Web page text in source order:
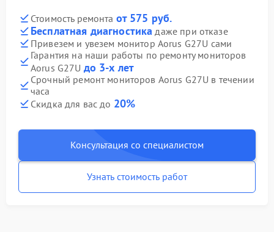
Стоимость ремонта от 575 руб.
Бесплатная диагностика даже при отказе
Привезем и увезем монитор Aorus G27U сами
Гарантия на наши работы по ремонту мониторов
Aorus G27U до 3-х лет
Срочный ремонт мониторов Aorus G27U в течении
часа
Скидка для вас до 20%
Консультация со специалистом
Узнать стоимость работ